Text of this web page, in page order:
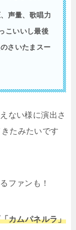
声量、歌唱力
こいいし最後
さいたまスー
ない様に演出さ
たみたいです
ファンも！
カムパネルラ」